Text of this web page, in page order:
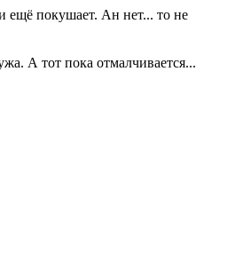
ещё покушает. Ан нет... то не
А тот пока отмалчивается...